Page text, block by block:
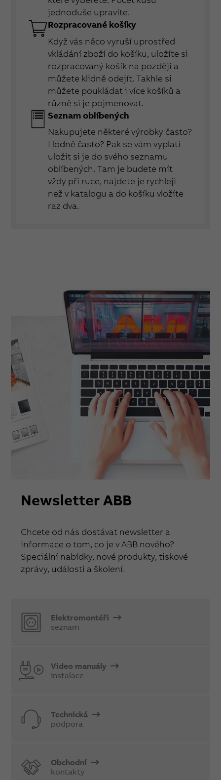
jednoduše upravíte.
Rozpracované košíky
Když vás něco vyruší uprostřed
vkládání zboží do košíku, uložíte si
rozpracovaný košík na později a
můžete klidně odejít. Takhle si
můžete poukládat i více košíků a
různě si je pojmenovat.
Seznam oblíbených
Nakupujete některé výrobky často?
Hodně často? Pak se vám vyplatí
uložit si je do svého seznamu
oblíbených. Tam je budete mít
vždy při ruce, najdete je rychleji
než v katalogu a do košíku vložíte
raz dva.
Newsletter ABB
Chcete od nás dostávat newsletter a
informace o tom, co je v ABB nového?
Speciální nabídky, nové produkty, tiskové
zprávy, události a školení.
Elektromontéři
seznam
Video manuály
instalace
Technická
podpora
Obchodní
kontakty